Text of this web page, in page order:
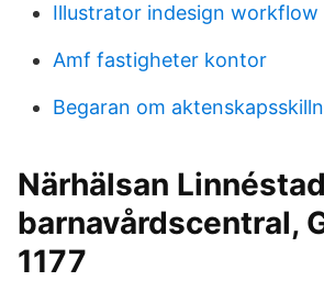
Illustrator indesign workflow
Amf fastigheter kontor
Begaran om
Närhälsan
barnavårdscentral,
1177